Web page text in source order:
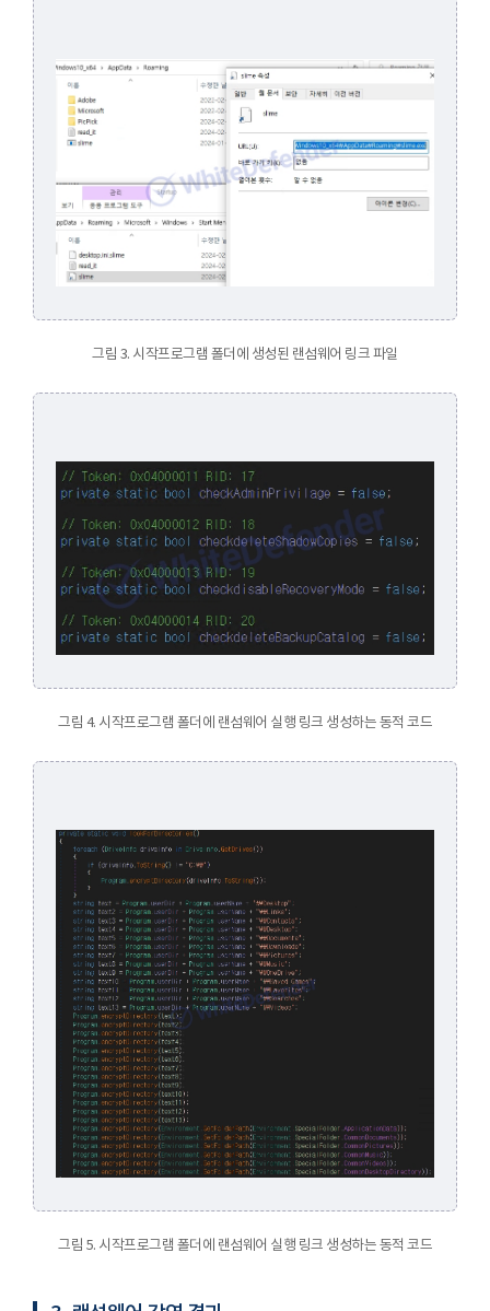
그림 3. 시작프로그램 폴더에 생성된 랜섬웨어 링크 파일
그림 4. 시작프로그램 폴더에 랜섬웨어 실행 링크 생성하는 동적 코드
그림 5. 시작프로그램 폴더에 랜섬웨어 실행 링크 생성하는 동적 코드